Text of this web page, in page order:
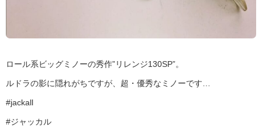
ロール系ビッグミノーの秀作”リレンジ130SP”。
ルドラの影に隠れがちですが、超・優秀なミノーです…
#jackall
#ジャッカル